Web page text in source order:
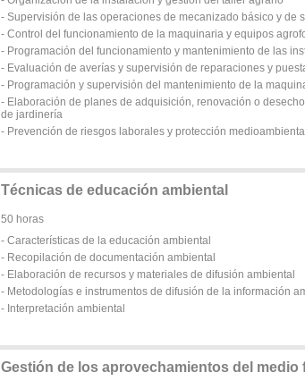
- Supervisión de las operaciones de mecanizado básico y de
- Control del funcionamiento de la maquinaria y equipos
- Programación del funcionamiento y mantenimiento de las
- Evaluación de averías y supervisión de reparaciones y
- Programación y supervisión del mantenimiento de la
- Elaboración de planes de adquisición, renovación o
de jardinería
- Prevención de riesgos laborales y protección medioambiental
Técnicas de educación ambiental
50 horas
- Características de la educación ambiental
- Recopilación de documentación ambiental
- Elaboración de recursos y materiales de difusión ambiental
- Metodologías e instrumentos de difusión de la información
- Interpretación ambiental
Gestión de los aprovechamientos del medio